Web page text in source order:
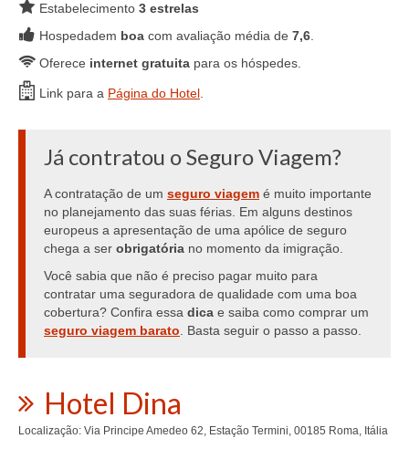
Estabelecimento 3 estrelas
Hospedadem boa com avaliação média de 7,6.
Oferece internet gratuita para os hóspedes.
Link para a Página do Hotel.
Já contratou o Seguro Viagem?
A contratação de um seguro viagem é muito importante
no planejamento das suas férias. Em alguns destinos
europeus a apresentação de uma apólice de seguro
chega a ser obrigatória no momento da imigração.
Você sabia que não é preciso pagar muito para
contratar uma seguradora de qualidade com uma boa
cobertura? Confira essa dica e saiba como comprar um
seguro viagem barato. Basta seguir o passo a passo.
Hotel Dina
Localização: Via Principe Amedeo 62, Estação Termini, 00185 Roma, Itália